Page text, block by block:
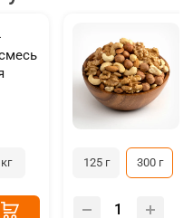
125 г 300 г